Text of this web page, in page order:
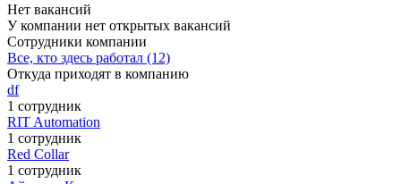
Нет вакансий
У компании нет открытых вакансий
Сотрудники компании
Все, кто здесь работал (12)
Откуда приходят в компанию
df
1 сотрудник
RIT Automation
1 сотрудник
Red Collar
1 сотрудник